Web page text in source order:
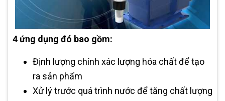
4 ứng dụng đó bao gồm:
Định lượng chính xác lượng hóa chất để tạo
ra sản phẩm
Xử lý trước quá trình nước để tăng chất lượng